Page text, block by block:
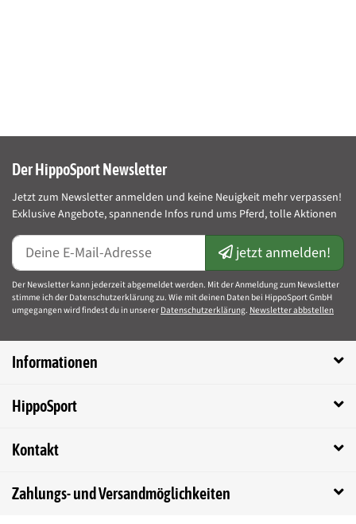
Anwendung von Zedan SP extra stark Roll-On
Auf zu schützende Haut/Fell mit dem Roll-On aufragen und
gleichmäßig verteilen, bei Bedarf wiederholen. Schützt auf der Weide
Verpackungsgröße:75ml/Roll-On
und Produktinformationen lesen.
Leistungsumfang.
Der HippoSport Newsletter
Jetzt zum Newsletter anmelden und keine Neuigkeit mehr verpassen!
Exklusive Angebote, spannende Infos rund ums Pferd, tolle Aktionen
jetzt anmelden!
Der Newsletter kann jederzeit abgemeldet werden. Mit der Anmeldung zum Newsletter
stimme ich der Datenschutzerklärung zu. Wie mit deinen Daten bei HippoSport GmbH
umgegangen wird findest du in unserer Datenschutzerklärung. Newsletter abbstellen
Informationen
HippoSport
Kontakt
Zahlungs- und Versandmöglichkeiten